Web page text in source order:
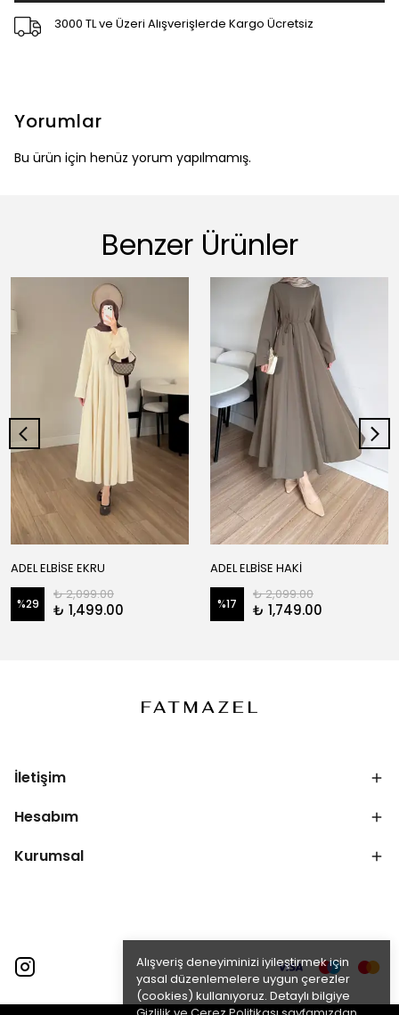
Alışveriş deneyiminizi iyileştirmek için
yasal düzenlemelere uygun çerezler
(cookies) kullanıyoruz. Detaylı bilgiye
3000 TL ve Üzeri Alışverişlerde Kargo Ücretsiz
Yorumlar
Bu ürün için henüz yorum yapılmamış.
Benzer Ürünler
ADEL ELBİSE EKRU
%29
₺ 2,099.00
₺ 1,499.00
ADEL ELBİSE HAKİ
%17
₺ 2,099.00
₺ 1,749.00
İletişim
Hesabım
Kurumsal